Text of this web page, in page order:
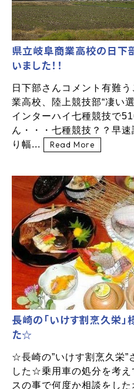
県立岐阜商業高校の日下
いました！！
日下部さんコメント有難
業高校、陸上競技部“凄い
インターハイ七種競技で
ん・・・七種競技？？早
り幅...
Read More
長崎の「いけす割烹久栄」
た☆
☆長崎の”いけす割烹久栄”
した☆乗用車の処分を考
スの事で何度か相談をし